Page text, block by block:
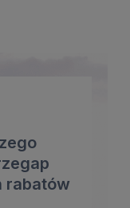
rabatów